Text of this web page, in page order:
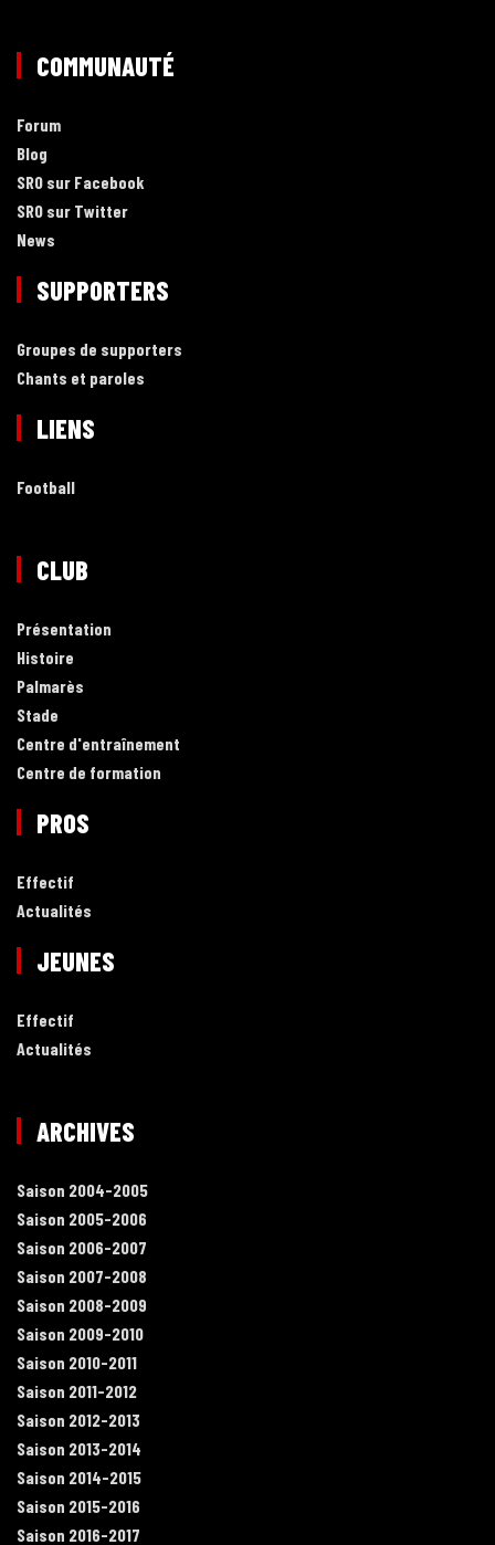
COMMUNAUTÉ
Forum
Blog
SRO sur Facebook
SRO sur Twitter
News
SUPPORTERS
Groupes de supporters
Chants et paroles
LIENS
Football
CLUB
Présentation
Histoire
Palmarès
Stade
Centre d'entraînement
Centre de formation
PROS
Effectif
Actualités
JEUNES
Effectif
Actualités
ARCHIVES
Saison 2004-2005
Saison 2005-2006
Saison 2006-2007
Saison 2007-2008
Saison 2008-2009
Saison 2009-2010
Saison 2010-2011
Saison 2011-2012
Saison 2012-2013
Saison 2013-2014
Saison 2014-2015
Saison 2015-2016
Saison 2016-2017